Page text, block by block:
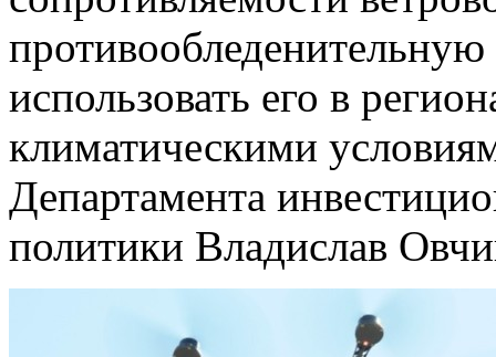
противообледенительную
использовать его в
климатическими
Департамента
политики Владислав